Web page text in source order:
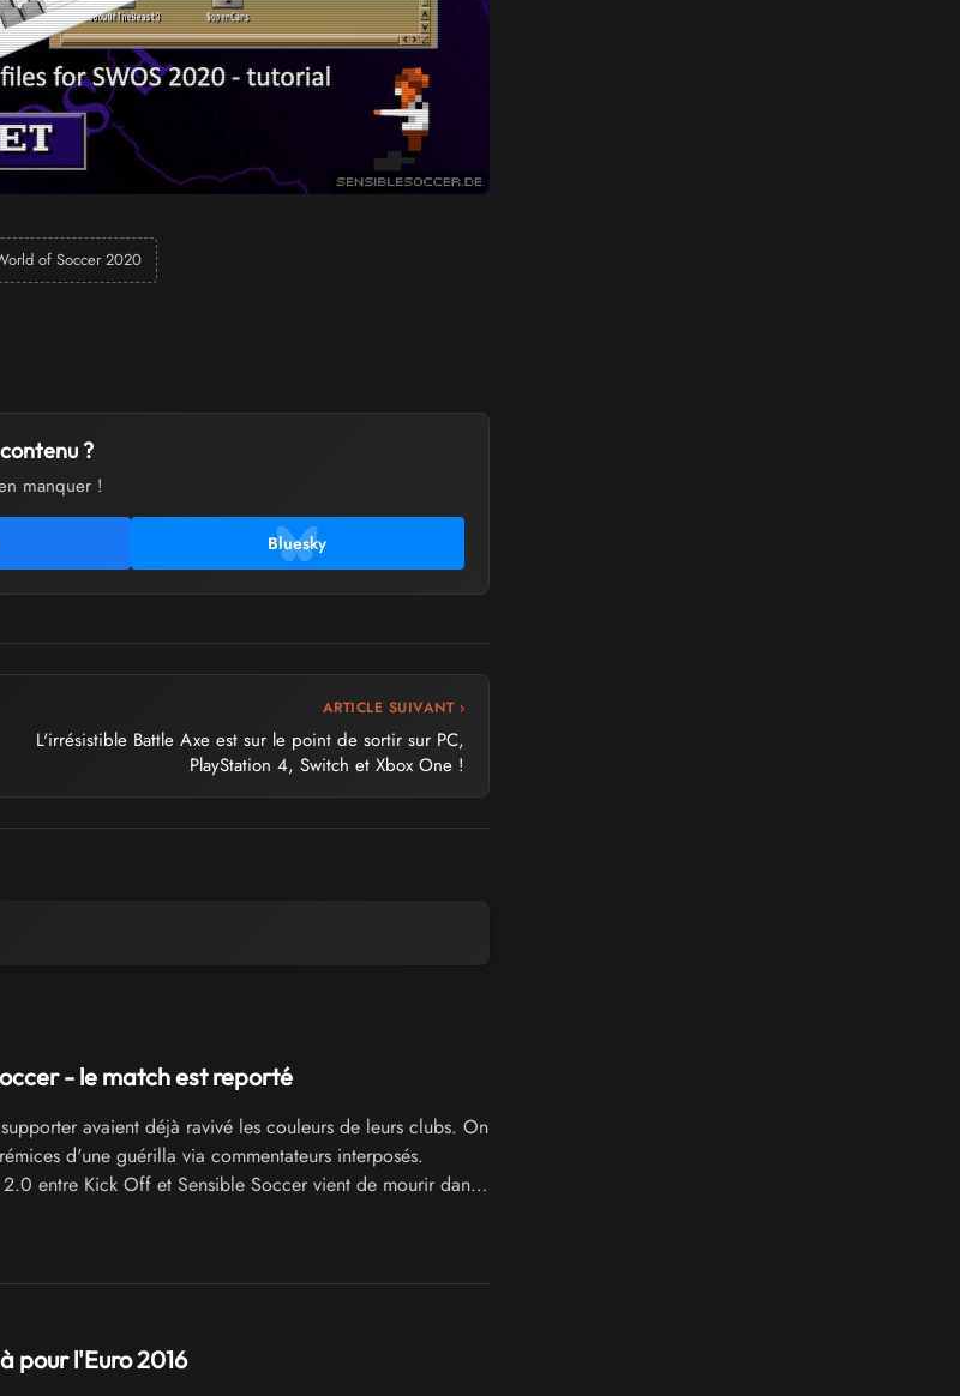
of Soccer 2020
?
manquer !
Bluesky
ARTICLE SUIVANT ›
L'irrésistible Battle Axe est sur le point de sortir sur PC,
PlayStation 4, Switch et Xbox One !
- le match est reporté
avaient déjà ravivé les couleurs de leurs clubs. On
d'une guérilla via commentateurs interposés.
entre Kick Off et Sensible Soccer vient de mourir dans
pour l'Euro 2016